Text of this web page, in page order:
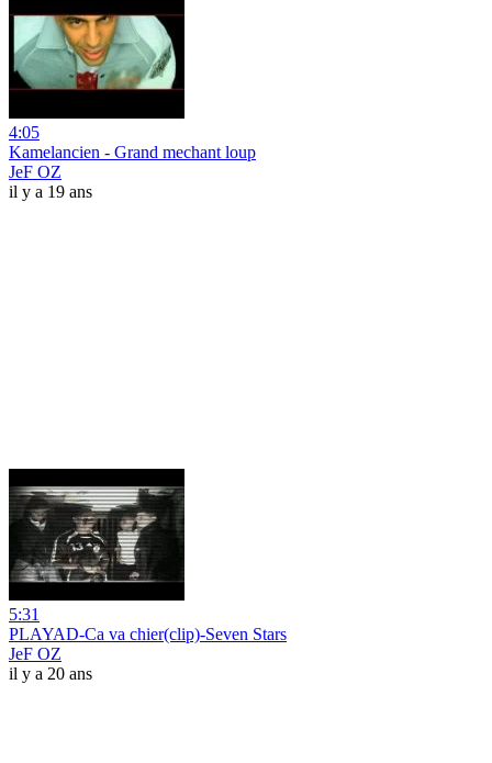
4:05
Kamelancien - Grand mechant loup
JeF OZ
il y a 19 ans
5:31
PLAYAD-Ca va chier(clip)-Seven Stars
JeF OZ
il y a 20 ans